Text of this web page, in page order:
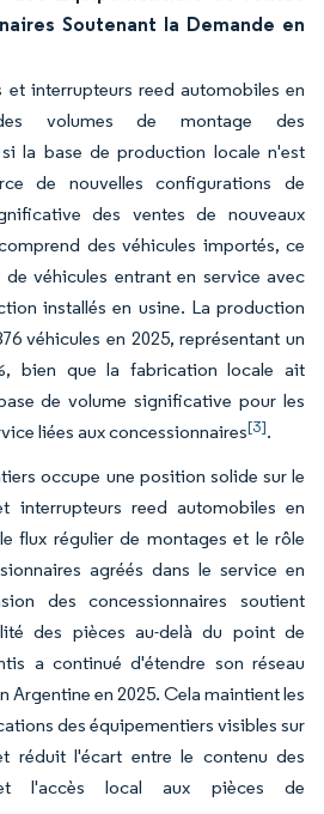
Soutenant la Demande en
et interrupteurs reed automobiles en
volumes de montage des
la base de production locale n'est
de nouvelles configurations de
des ventes de nouveaux
des véhicules importés, ce
véhicules entrant en service avec
installés en usine. La production
véhicules en 2025, représentant un
bien que la fabrication locale ait
de volume significative pour les
liées aux concessionnaires[3].
occupe une position solide sur le
interrupteurs reed automobiles en
flux régulier de montages et le rôle
agréés dans le service en
des concessionnaires soutient
des pièces au-delà du point de
a continué d'étendre son réseau
Argentine en 2025. Cela maintient les
des équipementiers visibles sur
réduit l'écart entre le contenu des
l'accès local aux pièces de